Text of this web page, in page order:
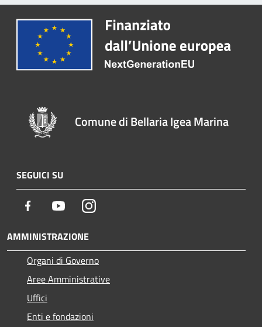
Comune di Bellaria Igea Marina
SEGUICI SU
Facebook YoutubeInstagram
AMMINISTRAZIONE
Organi di Governo
Aree Amministrative
Uffici
Enti e fondazioni